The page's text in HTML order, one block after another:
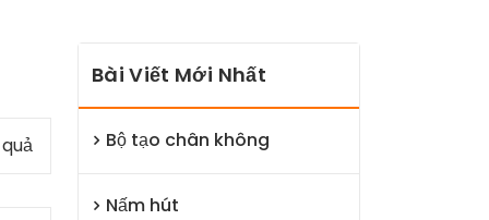
Bài Viết Mới Nhất
Bộ tạo chân không
Nấm hút